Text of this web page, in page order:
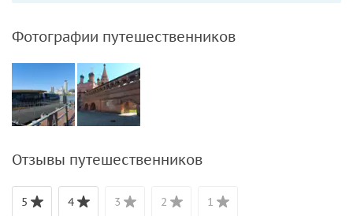
Фотографии путешественников
Отзывы путешественников
5 4 3 2 1